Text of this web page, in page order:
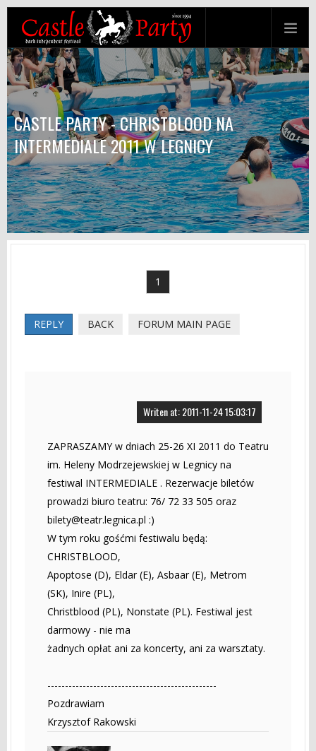
CASTLE PARTY - CHRISTBLOOD NA
INTERMEDIALE 2011 W LEGNICY
1
REPLY BACK FORUM MAIN PAGE
Writen at: 2011-11-24 15:03:17
ZAPRASZAMY w dniach 25-26 XI 2011 do Teatru
im. Heleny Modrzejewskiej w Legnicy na
festiwal INTERMEDIALE . Rezerwacje biletów
prowadzi biuro teatru: 76/ 72 33 505 oraz
bilety@teatr.legnica.pl :)
W tym roku gośćmi festiwalu będą:
CHRISTBLOOD,
Apoptose (D), Eldar (E), Asbaar (E), Metrom
(SK), Inire (PL),
Christblood (PL), Nonstate (PL). Festiwal jest
darmowy - nie ma
żadnych opłat ani za koncerty, ani za warsztaty.
------------------------------------------------
Pozdrawiam
Krzysztof Rakowski